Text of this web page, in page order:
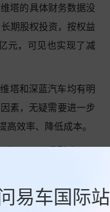
易车国际站
塔的具体财务数据没
期股权投资，按权益
元，可见也实现了减
塔和深蓝汽车均有明
素，无疑需要进一步
效率、降低成本。
知是否会受影响。另
整合后人事方面会做